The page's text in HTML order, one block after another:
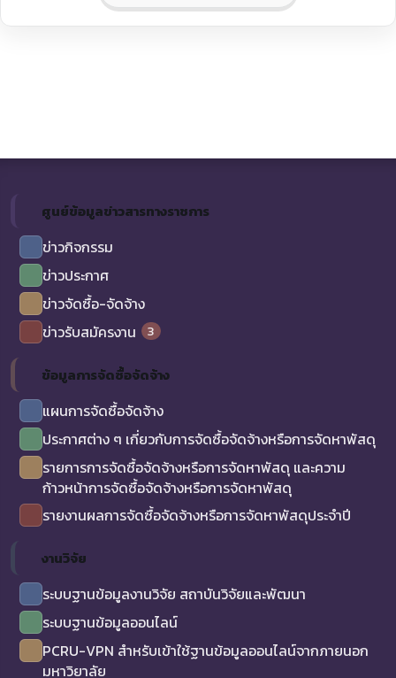
ศูนย์ข้อมูลข่าวสารทางราชการ
ข่าวกิจกรรม
ข่าวประกาศ
ข่าวจัดซื้อ-จัดจ้าง
ข่าวรับสมัครงาน
3
ข้อมูลการจัดซื้อจัดจ้าง
แผนการจัดซื้อจัดจ้าง
ประกาศต่าง ๆ เกี่ยวกับการจัดซื้อจัดจ้างหรือการจัดหาพัสดุ
รายการการจัดซื้อจัดจ้างหรือการจัดหาพัสดุ และความ
ก้าวหน้าการจัดซื้อจัดจ้างหรือการจัดหาพัสดุ
รายงานผลการจัดซื้อจัดจ้างหรือการจัดหาพัสดุประจำปี
งานวิจัย
ระบบฐานข้อมูลงานวิจัย สถาบันวิจัยและพัฒนา
ระบบฐานข้อมูลออนไลน์
PCRU-VPN สำหรับเข้าใช้ฐานข้อมูลออนไลน์จากภายนอก
มหาวิยาลัย